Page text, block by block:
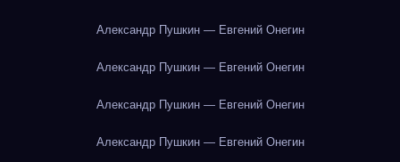
Александр Пушкин — Евгений Онегин
Александр Пушкин — Евгений Онегин
Александр Пушкин — Евгений Онегин
Александр Пушкин — Евгений Онегин